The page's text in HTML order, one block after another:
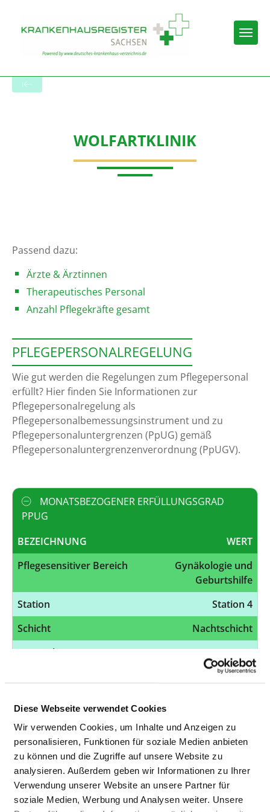
Diese Webseite verwendet Cookies
Wir verwenden Cookies, um Inhalte und Anzeigen zu
personalisieren, Funktionen für soziale Medien anbieten
zu können und die Zugriffe auf unsere Website zu
analysieren. Außerdem geben wir Informationen zu Ihrer
Verwendung unserer Website an unsere Partner für
soziale Medien, Werbung und Analysen weiter. Unsere
WOLFARTKLINIK
Passend dazu:
Ärzte & Ärztinnen
Therapeutisches Personal
Anzahl Pflegekräfte gesamt
PFLEGEPERSONALREGELUNG
Wie gut werden die Regelungen zum Pflegepersonal
erfüllt? Hier finden Sie Informationen zur
Pflegepersonalregelung als
Pflegepersonalbemessungsinstrument und zu
Pflegepersonaluntergrenzen (PpUG) gemäß
Pflegepersonaluntergrenzenverordnung (PpUGV).
MONATSBEZOGENER ERFÜLLUNGSGRAD
PPUG
BEZEICHNUNG
WERT
Pflegesensitiver Bereich
Gynäkologie und
Geburtshilfe
Station
Station 4
Schicht
Nachtschicht
Monatsbezogener
100,00 %
BEZEICHNUNG
WERT
Pflegesensitiver Bereich
Gynäkologie und
Geburtshilfe
Station
Station 4